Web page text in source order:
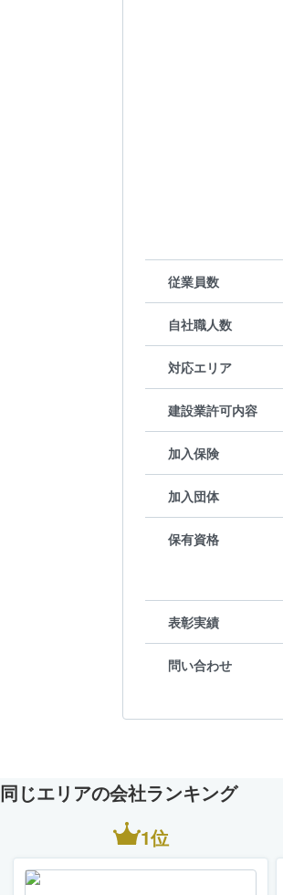
従業員数
自社職人数
対応エリア
建設業許可内容
加入保険
加入団体
保有資格
表彰実績
問い合わせ
同じエリアの会社ランキング
1位